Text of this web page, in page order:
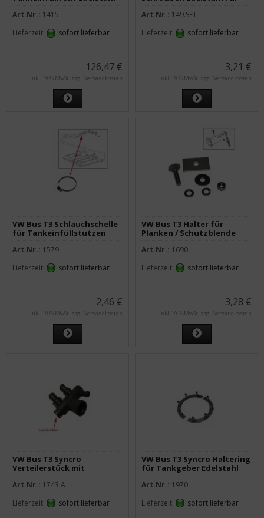
Art.Nr.: 1415
Lieferzeit:
sofort lieferbar
126,47 €
inkl. 19 % MwSt. zzgl. Versandkosten
Art.Nr.: 149.SET
Lieferzeit:
sofort lieferbar
3,21 €
inkl. 19 % MwSt. zzgl. Versandkosten
VW Bus T3 Schlauchschelle
für Tankeinfüllstutzen
Art.Nr.: 1579
Lieferzeit:
sofort lieferbar
2,46 €
inkl. 19 % MwSt. zzgl. Versandkosten
VW Bus T3 Halter für
Planken / Schutzblende
Art.Nr.: 1690
Lieferzeit:
sofort lieferbar
3,28 €
inkl. 19 % MwSt. zzgl. Versandkosten
VW Bus T3 Syncro
Verteilerstück mit
Art.Nr.: 1743.A
Lieferzeit:
sofort lieferbar
VW Bus T3 Syncro Haltering
für Tankgeber Edelstahl
Art.Nr.: 1970
Lieferzeit:
sofort lieferbar